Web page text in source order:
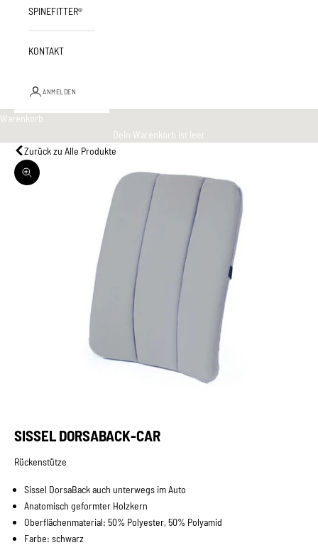
SPINEFITTER®
KONTAKT
ANMELDEN
Warenkorb
Dein Warenkorb ist leer
Zurück zu Alle Produkte
Bild vergrößern
SISSEL DORSABACK-CAR
Rückenstütze
Sissel DorsaBack auch unterwegs im Auto
Anatomisch geformter Holzkern
Oberflächenmaterial: 50% Polyester, 50% Polyamid
Farbe: schwarz